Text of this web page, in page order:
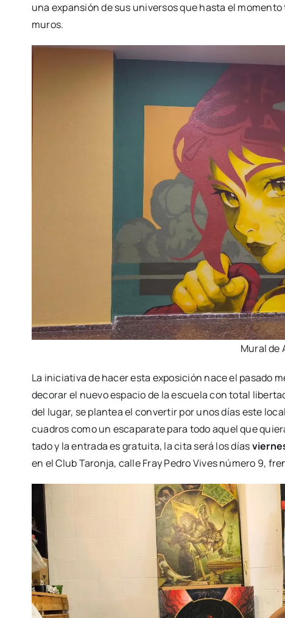
una expan­sión de sus uni­ver­sos que has­ta el
muros.
Mural de
La ini­cia­ti­va de hacer esta expo­si­ción nace el pasa­do
deco­rar el nue­vo espa­cio de la escue­la con total
del lugar, se plan­tea el con­ver­tir por unos días este
cua­dros como un esca­pa­ra­te para todo aquel que
ta­do y la entra­da es gra­tui­ta, la cita será los días
en el Club Taron­ja, calle Fray Pedro Vives núme­ro 9,